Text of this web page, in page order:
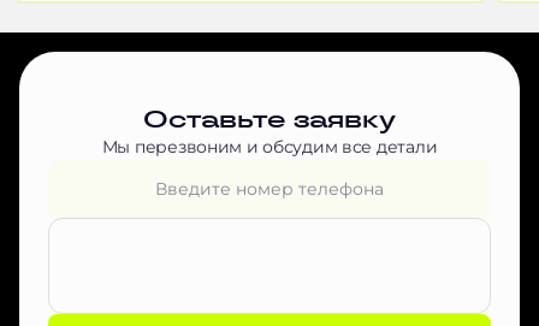
Оставьте заявку
Мы перезвоним и обсудим все детали